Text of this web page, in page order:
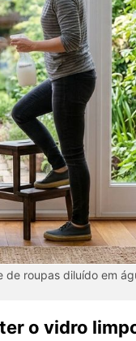
roupas diluído em
o vidro